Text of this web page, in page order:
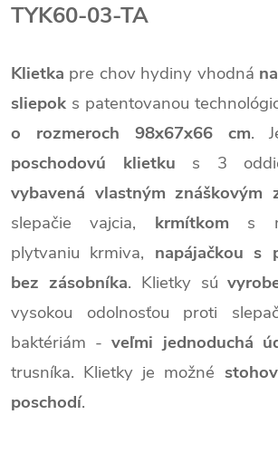
TYK60-03-TA
Klietka pre chov hydiny vhodná
sliepok s patentovanou
o rozmeroch 98x67x66 cm.
poschodovú klietku s 3
vybavená vlastným znáškovým
slepačie vajcia, krmítkom s
plytvaniu krmiva, napájačkou s
bez zásobníka. Klietky sú
vysokou odolnosťou proti
baktériám -veľmi jednoduchá
trusníka. Klietky je možné
poschodí.